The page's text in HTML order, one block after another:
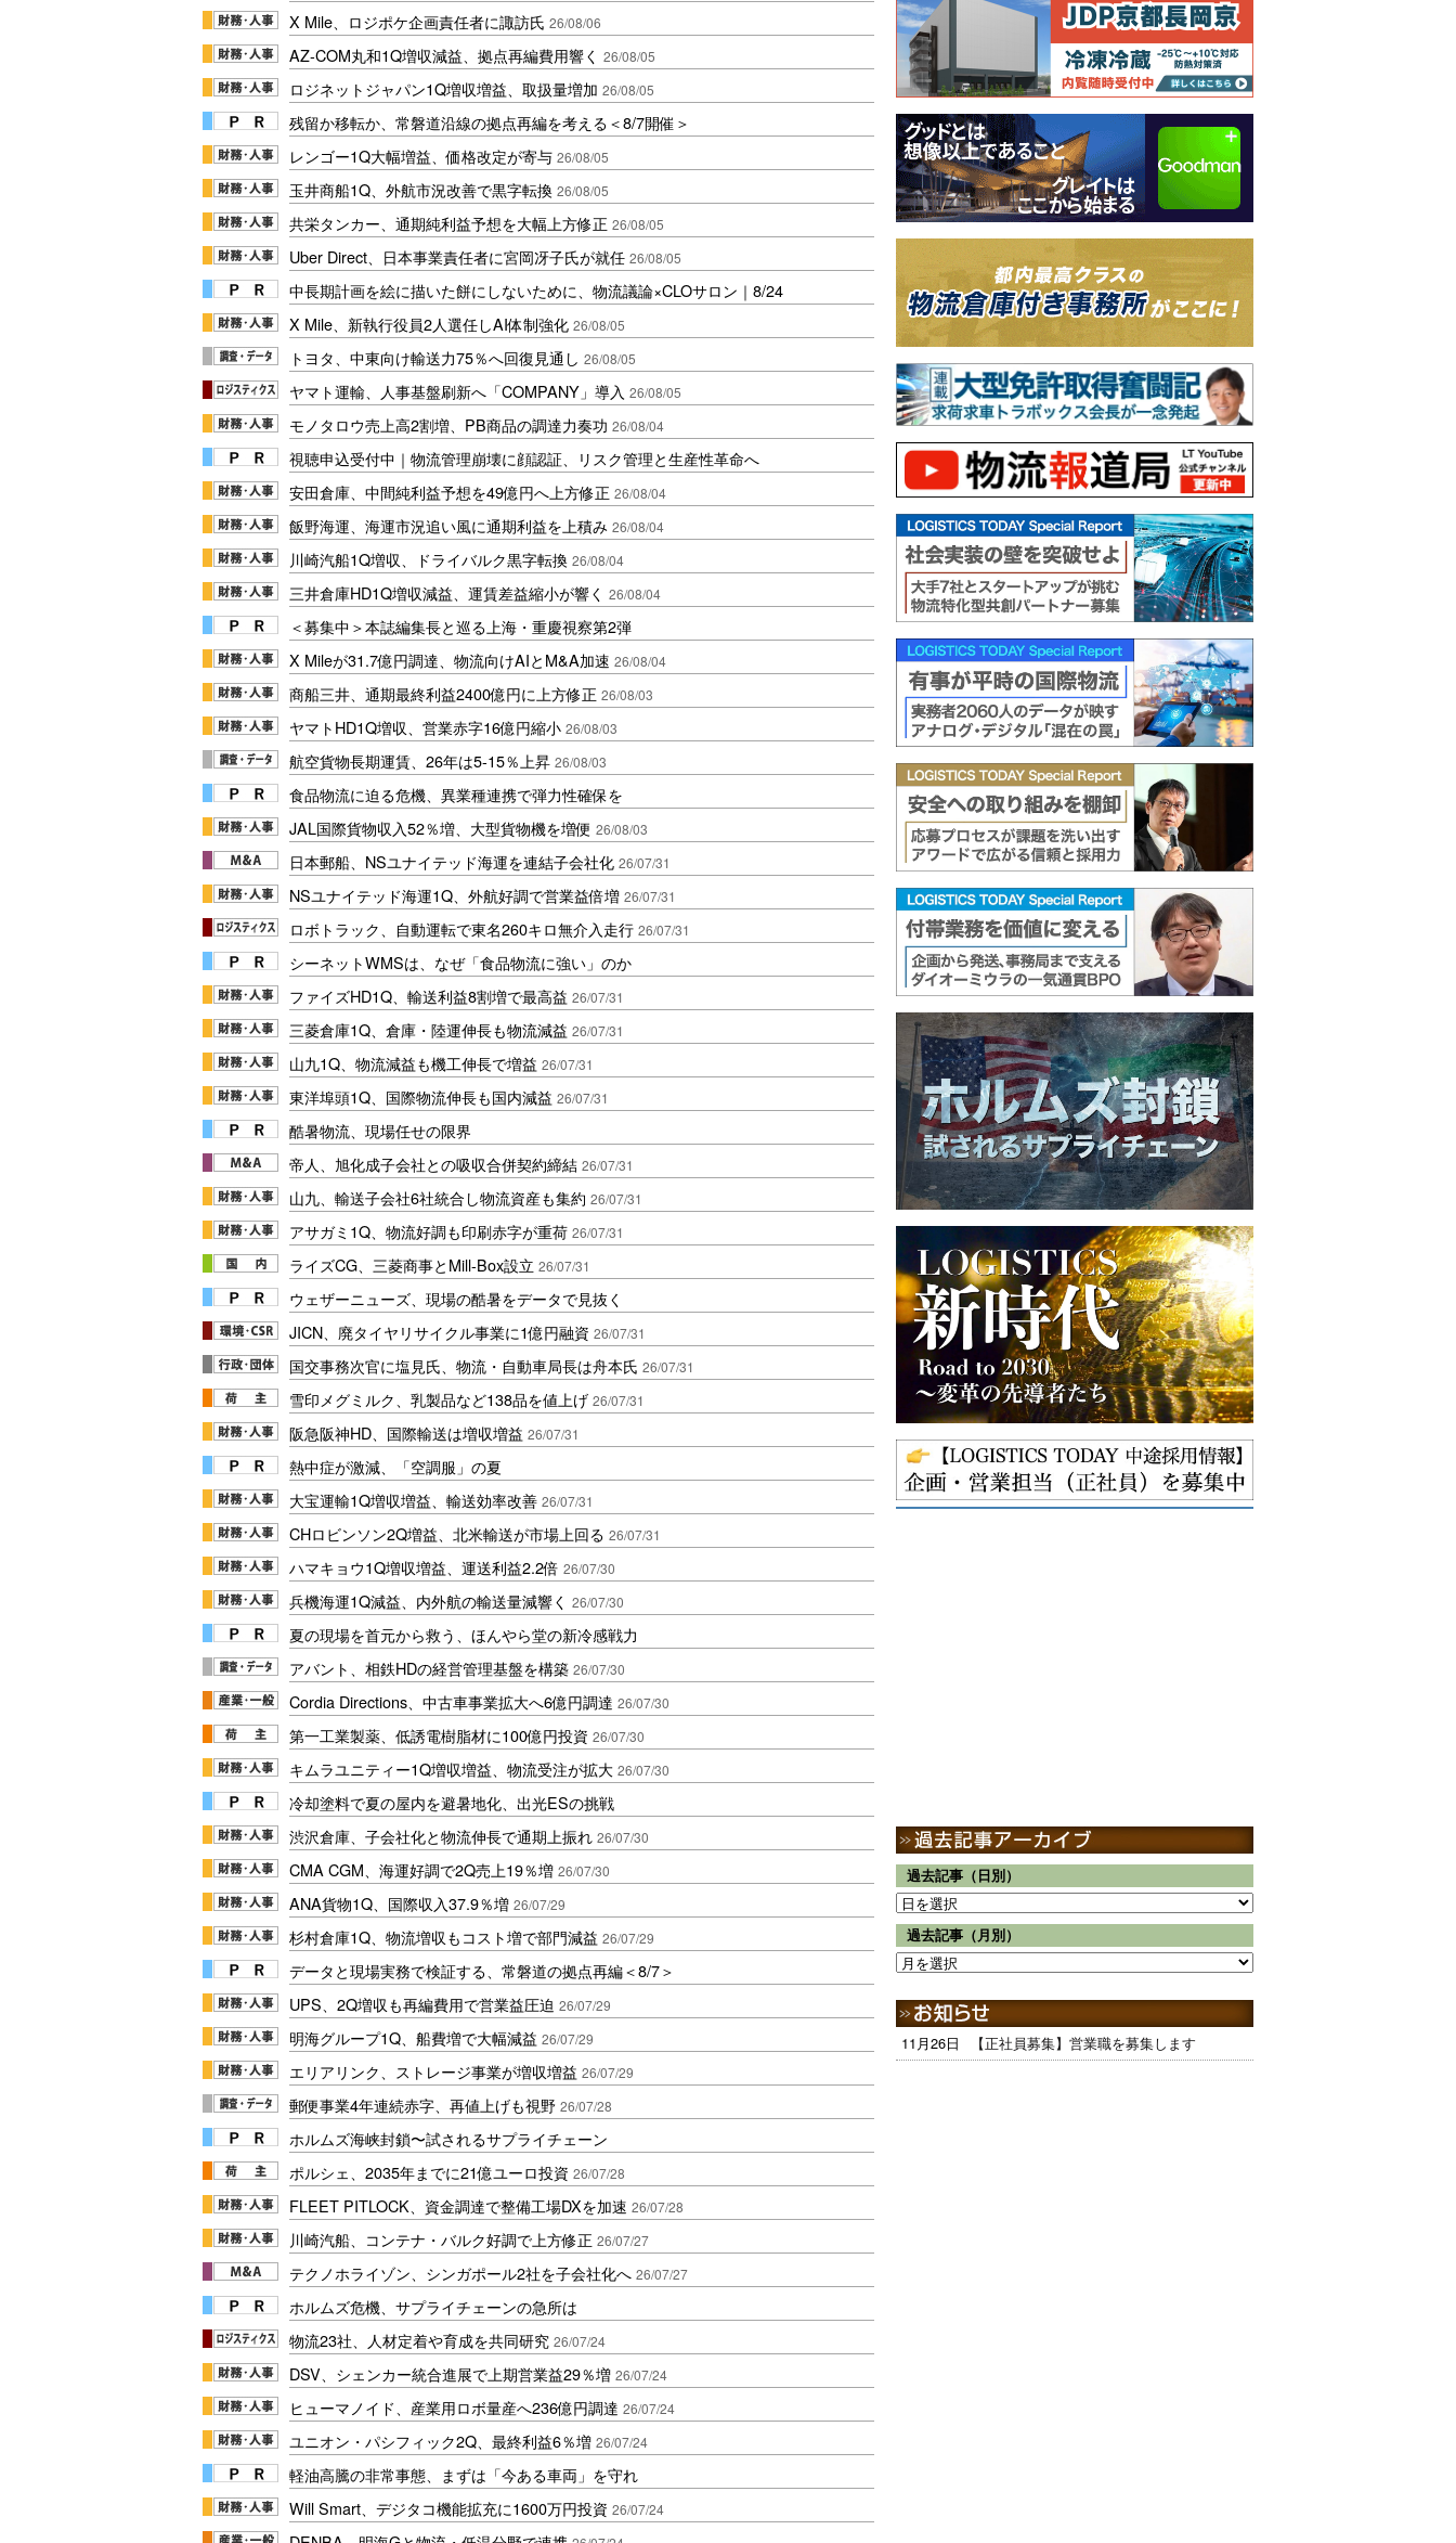
X Mile、ロジポケ企画責任者に諏訪氏 26/08/06
AZ-COM丸和1Q増収減益、拠点再編費用響く 26/08/05
ロジネットジャパン1Q増収増益、取扱量増加 26/08/05
残留か移転か、常磐道沿線の拠点再編を考える＜8/7開催＞
レンゴー1Q大幅増益、価格改定が寄与 26/08/05
玉井商船1Q、外航市況改善で黒字転換 26/08/05
共栄タンカー、通期純利益予想を大幅上方修正 26/08/05
Uber Direct、日本事業責任者に宮岡冴子氏が就任 26/08/05
中長期計画を絵に描いた餅にしないために、物流議論×CLOサロン｜8/24
X Mile、新執行役員2人選任しAI体制強化 26/08/05
トヨタ、中東向け輸送力75％へ回復見通し 26/08/05
ヤマト運輸、人事基盤刷新へ「COMPANY」導入 26/08/05
モノタロウ売上高2割増、PB商品の調達力奏功 26/08/04
視聴申込受付中｜物流管理崩壊に顔認証、リスク管理と生産性革命へ
安田倉庫、中間純利益予想を49億円へ上方修正 26/08/04
飯野海運、海運市況追い風に通期利益を上積み 26/08/04
川崎汽船1Q増収、ドライバルク黒字転換 26/08/04
三井倉庫HD1Q増収減益、運賃差益縮小が響く 26/08/04
＜募集中＞本誌編集長と巡る上海・重慶視察第2弾
X Mileが31.7億円調達、物流向けAIとM&A加速 26/08/04
商船三井、通期最終利益2400億円に上方修正 26/08/03
ヤマトHD1Q増収、営業赤字16億円縮小 26/08/03
航空貨物長期運賃、26年は5-15％上昇 26/08/03
食品物流に迫る危機、異業種連携で弾力性確保を
JAL国際貨物収入52％増、大型貨物機を増便 26/08/03
日本郵船、NSユナイテッド海運を連結子会社化 26/07/31
NSユナイテッド海運1Q、外航好調で営業益倍増 26/07/31
ロボトラック、自動運転で東名260キロ無介入走行 26/07/31
シーネットWMSは、なぜ「食品物流に強い」のか
ファイズHD1Q、輸送利益8割増で最高益 26/07/31
三菱倉庫1Q、倉庫・陸運伸長も物流減益 26/07/31
山九1Q、物流減益も機工伸長で増益 26/07/31
東洋埠頭1Q、国際物流伸長も国内減益 26/07/31
酷暑物流、現場任せの限界
帝人、旭化成子会社との吸収合併契約締結 26/07/31
山九、輸送子会社6社統合し物流資産も集約 26/07/31
アサガミ1Q、物流好調も印刷赤字が重荷 26/07/31
ライズCG、三菱商事とMill-Box設立 26/07/31
ウェザーニューズ、現場の酷暑をデータで見抜く
JICN、廃タイヤリサイクル事業に1億円融資 26/07/31
国交事務次官に塩見氏、物流・自動車局長は舟本氏 26/07/31
雪印メグミルク、乳製品など138品を値上げ 26/07/31
阪急阪神HD、国際輸送は増収増益 26/07/31
熱中症が激減、「空調服」の夏
大宝運輸1Q増収増益、輸送効率改善 26/07/31
CHロビンソン2Q増益、北米輸送が市場上回る 26/07/31
ハマキョウ1Q増収増益、運送利益2.2倍 26/07/30
兵機海運1Q減益、内外航の輸送量減響く 26/07/30
夏の現場を首元から救う、ほんやら堂の新冷感戦力
アバント、相鉄HDの経営管理基盤を構築 26/07/30
Cordia Directions、中古車事業拡大へ6億円調達 26/07/30
第一工業製薬、低誘電樹脂材に100億円投資 26/07/30
キムラユニティー1Q増収増益、物流受注が拡大 26/07/30
冷却塗料で夏の屋内を避暑地化、出光ESの挑戦
渋沢倉庫、子会社化と物流伸長で通期上振れ 26/07/30
CMA CGM、海運好調で2Q売上19％増 26/07/30
ANA貨物1Q、国際収入37.9％増 26/07/29
杉村倉庫1Q、物流増収もコスト増で部門減益 26/07/29
データと現場実務で検証する、常磐道の拠点再編＜8/7＞
UPS、2Q増収も再編費用で営業益圧迫 26/07/29
明海グループ1Q、船費増で大幅減益 26/07/29
エリアリンク、ストレージ事業が増収増益 26/07/29
郵便事業4年連続赤字、再値上げも視野 26/07/28
ホルムズ海峡封鎖〜試されるサプライチェーン
ポルシェ、2035年までに21億ユーロ投資 26/07/28
FLEET PITLOCK、資金調達で整備工場DXを加速 26/07/28
川崎汽船、コンテナ・バルク好調で上方修正 26/07/27
テクノホライゾン、シンガポール2社を子会社化へ 26/07/27
ホルムズ危機、サプライチェーンの急所は
物流23社、人材定着や育成を共同研究 26/07/24
DSV、シェンカー統合進展で上期営業益29％増 26/07/24
ヒューマノイド、産業用ロボ量産へ236億円調達 26/07/24
ユニオン・パシフィック2Q、最終利益6％増 26/07/24
軽油高騰の非常事態、まずは「今ある車両」を守れ
Will Smart、デジタコ機能拡充に1600万円投資 26/07/24
過去記事（日別）
過去記事（月別）
11月26日 【正社員募集】営業職を募集します